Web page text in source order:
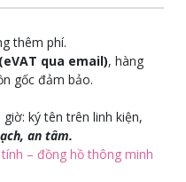
thêm phí.
qua email), hàng
gốc đảm bảo.
ký tên trên linh kiện,
an tâm.
– đồng hồ thông minh